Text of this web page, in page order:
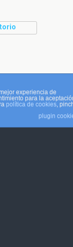
experiencia de
para la
política de cookies,
plugin